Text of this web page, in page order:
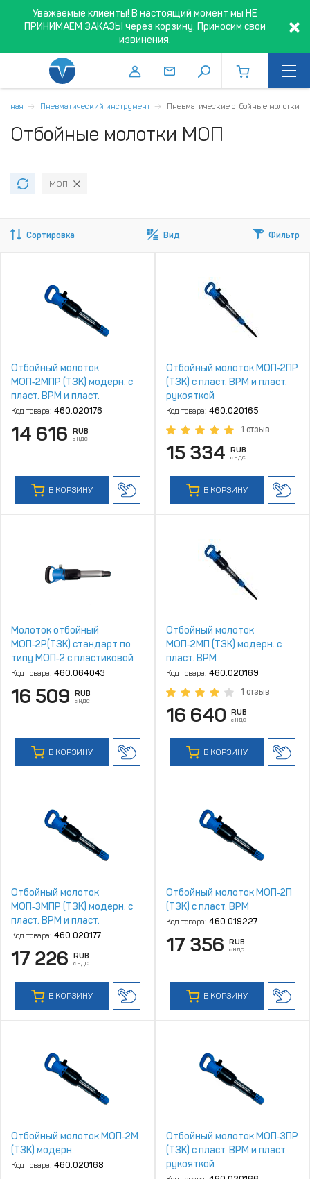
Уважаемые клиенты! В настоящий момент мы НЕ
ПРИНИМАЕМ ЗАКАЗЫ через корзину. Приносим свои
извинения.
Пневматический инструмент Пневматические отбойные молотки
Отбойные молотки МОП
МОП
Сортировка Вид Фильтр
Отбойный молоток
МОП‑2МПР (ТЗК) модерн. с
пласт. ВРМ и пласт.
рукояткой
Код товара: 460.020176
14 616 RUB
с НДС
В КОРЗИНУ
Отбойный молоток МОП‑2ПР
(ТЗК) с пласт. ВРМ и пласт.
рукояткой
Код товара: 460.020165
1 отзыв
15 334 RUB
с НДС
В КОРЗИНУ
Молоток отбойный
МОП‑2Р(ТЗК) стандарт по
типу МОП‑2 с пластиковой
рукояткой
Код товара: 460.064043
16 509 RUB
с НДС
В КОРЗИНУ
Отбойный молоток
МОП‑2МП (ТЗК) модерн. с
пласт. ВРМ
Код товара: 460.020169
1 отзыв
16 640 RUB
с НДС
В КОРЗИНУ
Отбойный молоток
МОП‑3МПР (ТЗК) модерн. с
пласт. ВРМ и пласт.
рукояткой
Код товара: 460.020177
17 226 RUB
с НДС
В КОРЗИНУ
Отбойный молоток МОП‑2П
(ТЗК) с пласт. ВРМ
Код товара: 460.019227
17 356 RUB
с НДС
В КОРЗИНУ
Отбойный молоток МОП‑2М
(ТЗК) модерн.
Код товара: 460.020168
Отбойный молоток МОП‑3ПР
(ТЗК) с пласт. ВРМ и пласт.
рукояткой